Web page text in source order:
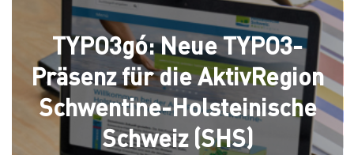
TYPO3gó: Neue TYPO3-
Präsenz für die AktivRegion
Schwentine-Holsteinische
Schweiz (SHS)